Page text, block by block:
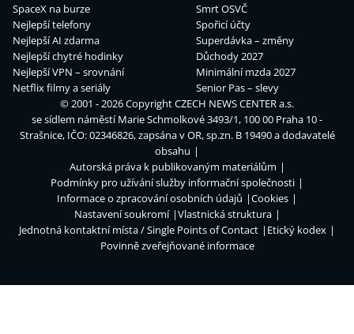
SpaceX na burze
Nejlepší telefony
Nejlepší AI zdarma
Nejlepší chytré hodinky
Nejlepší VPN – srovnání
Netflix filmy a seriály
Smrt OSVČ
Spořicí účty
Superdávka – změny
Důchody 2027
Minimální mzda 2027
Senior Pas – slevy
© 2001 - 2026 CopyrightCZECH NEWS CENTER a.s.
se sídlem náměstí Marie Schmolkové 3493/1, 100 00 Praha 10 -
Strašnice, IČO: 02346826, zapsána v OR, sp.zn. B 19490 a dodavatelé
obsahu
Autorská práva k publikovaným materiálům
Podmínky pro užívání služby informační společnosti
Informace o zpracování osobních údajů
Cookies
Nastavení soukromí
Vlastnická struktura
Jednotná kontaktní místa / Single Points of Contact
Etický kodex
Povinně zveřejňované informace